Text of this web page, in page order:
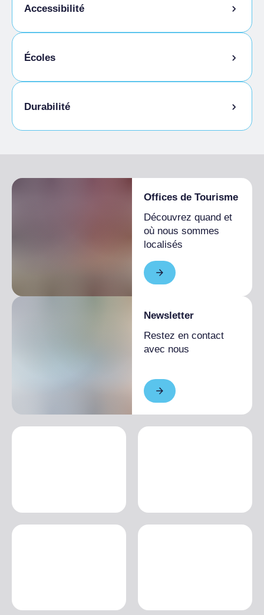
Animaux autorisés en laisse
Accessibilité
Cuisine sans gluten
Écoles
Étudiants admis
Durabilité
Offices de Tourisme
Découvrez quand et
où nous sommes
localisés
Newsletter
Restez en contact
avec nous